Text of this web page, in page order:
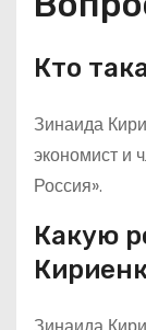
Кто
Зинаида
экономист и
Россия».
Какую